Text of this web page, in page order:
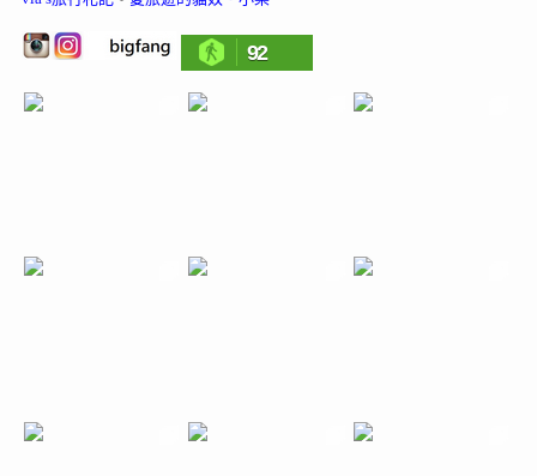
92